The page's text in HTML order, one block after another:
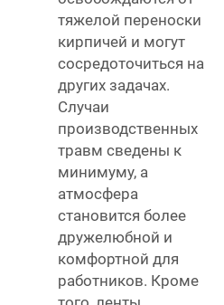
тяжелой переноски
кирпичей и могут
сосредоточиться на
других задачах.
Случаи
производственных
травм сведены к
минимуму, а
атмосфера
становится более
дружелюбной и
комфортной для
работников. Кроме